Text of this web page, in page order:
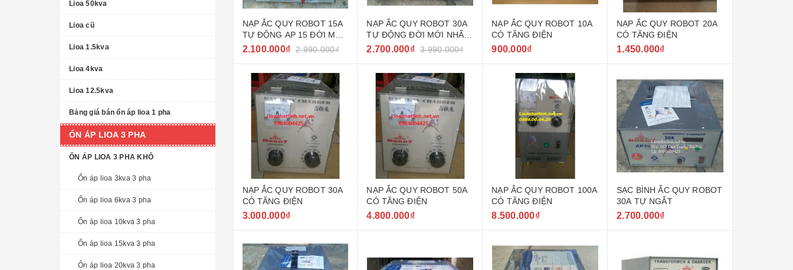
NẠP ẮC QUY ROBOT 15A
TỰ ĐỘNG AP 15 ĐỜI MỚI
NHẤT 2023 - 2024
2.100.000₫ 2.990.000₫
NẠP ẮC QUY ROBOT 30A
TỰ ĐỘNG ĐỜI MỚI NHẤT
2023 - 2024
2.700.000₫ 3.990.000₫
NẠP ẮC QUY ROBOT 10A
CÓ TĂNG ĐIỆN
900.000₫
NẠP ẮC QUY ROBOT 20A
CÓ TĂNG ĐIỆN
1.450.000₫
NẠP ẮC QUY ROBOT 30A
CÓ TĂNG ĐIỆN
3.000.000₫
NẠP ẮC QUY ROBOT 50A
CÓ TĂNG ĐIỆN
4.800.000₫
NẠP ẮC QUY ROBOT 100A
CÓ TĂNG ĐIỆN
8.500.000₫
SẠC BÌNH ẮC QUY ROBOT
30A TỰ NGẮT
2.700.000₫
Lioa 50kva
Lioa cũ
Lioa 1.5kva
Lioa 4kva
Lioa 12.5kva
Bảng giá bán ổn áp lioa 1 pha
ỔN ÁP LIOA 3 PHA
ỔN ÁP LIOA 3 PHA KHÔ
Ổn áp lioa 3kva 3 pha
Ổn áp lioa 6kva 3 pha
Ổn áp lioa 10kva 3 pha
Ổn áp lioa 15kva 3 pha
Ổn áp lioa 20kva 3 pha